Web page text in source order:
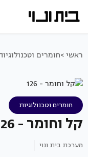
ראשי >חומרים
חומרים וטכנולוגיות
קל וחומר - 126
מערכת בית ונוי